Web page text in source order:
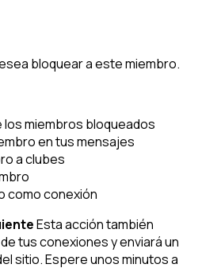
bloquear a este miembro.
los miembros bloqueados
en tus mensajes
a clubes
como conexión
Esta acción también
tus conexiones y enviará un
sitio. Espere unos minutos a